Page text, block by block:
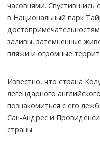
часовнями. Спустившись
в Национальный парк
заливы, затемненные
пляжи и огромные
Известно, что страна
легендарного
познакомиться с его
Сан-Андрес и
страны.